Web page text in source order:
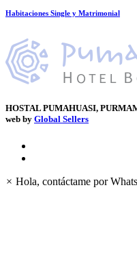
Habitaciones Single y Matrimonial
HOSTAL PUMAHUASI,
web by Global Sellers
× Hola, contáctame por